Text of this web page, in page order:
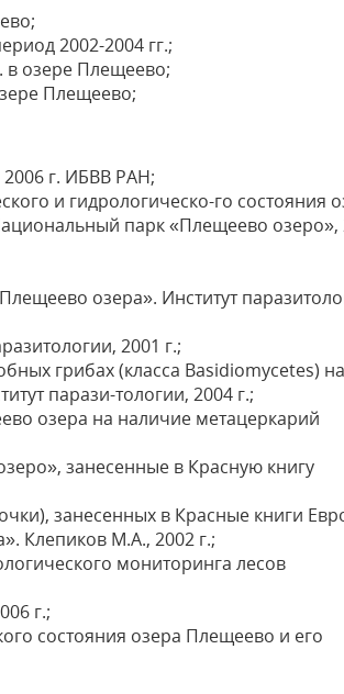
2002-2004 гг.;
в озере Плещеево;
Плещеево;
г. ИБВВ РАН;
и гидрологическо-го состояния
парк «Плещеево озеро»,
озера». Институт
2001 г.;
грибах (класса Basidiomycetes) на
парази-тологии, 2004 г.;
озера на наличие метацеркарий
занесенные в Красную книгу
занесенных в Красные книги
Клепиков М.А., 2002 г.;
мониторинга лесов
г.;
состояния озера Плещеево и его